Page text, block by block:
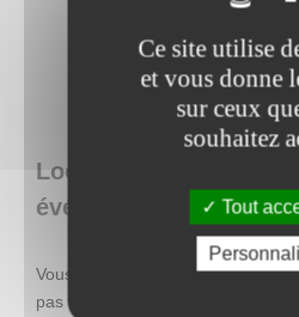
Loca Concept :
événementiel en
Vous recherchez une
pas chère, mais qui se distingue
Ce site utilise
et vous donne
sur ceux
souhaitez
Tout